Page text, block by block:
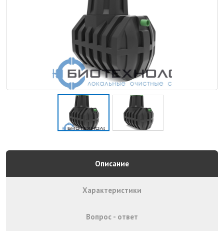
Описание
Характеристики
Вопрос - ответ